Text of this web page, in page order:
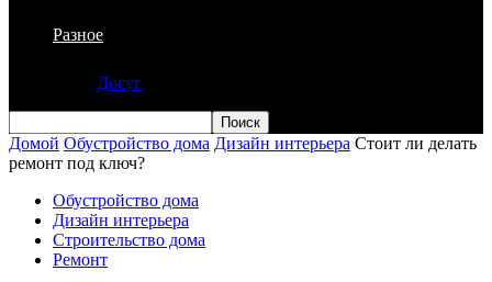
Разное
Досуг
Домой Обустройство дома Дизайн интерьера Стоит ли делать
ремонт под ключ?
Обустройство дома
Дизайн интерьера
Строительство дома
Ремонт